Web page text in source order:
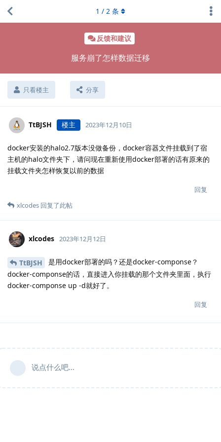
反馈和建议
服务崩了怎样数据迁移
只看楼主 分享
1 / 2 条
TtBJSH 楼主 2023年12月10日
docker安装的halo2.7版本没做备份，docker容器文件挂载到了宿
主机的halo文件夹下，请问现在重新使用docker部署的话有原来的
挂载文件夹怎样恢复以前的数据
回复
xlcodes 回复了此帖
xlcodes 2023年12月12日
TtBJSH
是用docker部署的吗？还是docker-componse？
docker-componse的话，直接进入你挂载的那个文件夹里面，执行
docker-componse up -d就好了。
回复
说点什么吧...